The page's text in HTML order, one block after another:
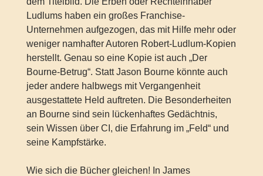
Ludlums haben ein großes Franchise-
Unternehmen aufgezogen, das mit Hilfe mehr oder
weniger namhafter Autoren Robert-Ludlum-Kopien
herstellt. Genau so eine Kopie ist auch „Der
Bourne-Betrug“. Statt Jason Bourne könnte auch
jeder andere halbwegs mit Vergangenheit
ausgestattete Held auftreten. Die Besonderheiten
an Bourne sind sein lückenhaftes Gedächtnis,
sein Wissen über CI, die Erfahrung im „Feld“ und
seine Kampfstärke.
Wie sich die Bücher gleichen! In James